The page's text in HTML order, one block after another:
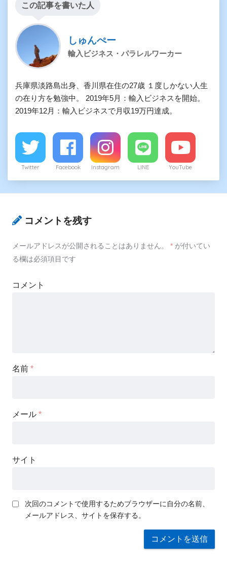
この記事を書いた人
しゅんぺー
輸入ビジネス・パラレルワーカー
兵庫県淡路島出身、香川県在住の27歳 １度しかない人生
の在り方を勉強中。 2019年5月：輸入ビジネスを開始。
2019年12月：輸入ビジネスで月収19万円達成。
Twitter Facebook Instagram LINE YouTube
コメントを残す
メールアドレスが公開されることはありません。 * が付いてい
る欄は必須項目です
コメント
名前 *
メール *
サイト
次回のコメントで使用するためブラウザーに自分の名前、
メールアドレス、サイトを保存する。